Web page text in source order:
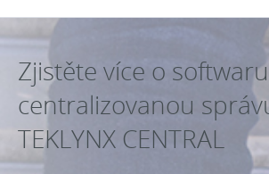
Zjistěte více o
centralizovanou
TEKLYNX CENTRAL